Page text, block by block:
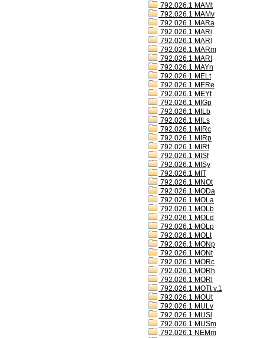
792.026.1 MAMt
792.026.1 MAMv
792.026.1 MARa
792.026.1 MARi
792.026.1 MARl
792.026.1 MARm
792.026.1 MARt
792.026.1 MAYn
792.026.1 MELt
792.026.1 MERe
792.026.1 MEYt
792.026.1 MIGp
792.026.1 MILb
792.026.1 MILs
792.026.1 MIRc
792.026.1 MIRp
792.026.1 MIRt
792.026.1 MISf
792.026.1 MISy
792.026.1 MIT
792.026.1 MNOt
792.026.1 MODa
792.026.1 MOLa
792.026.1 MOLb
792.026.1 MOLd
792.026.1 MOLp
792.026.1 MOLt
792.026.1 MONp
792.026.1 MONt
792.026.1 MORc
792.026.1 MORh
792.026.1 MORl
792.026.1 MOTt v.1
792.026.1 MOUt
792.026.1 MULv
792.026.1 MUSl
792.026.1 MUSm
792.026.1 NEMm